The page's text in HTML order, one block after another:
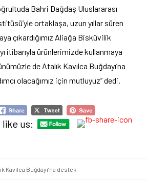
Bahri Dağdaş Uluslararası
ortaklaşa, uzun yıllar süren
çıkardığımız Aliağa Bisküvilik
itibarıyla ürünlerimizde kullanmaya
de Atalık Kavılca Buğdayı’na
olacağımız için mutluyuz” dedi.
us:
Kavılca Buğdayı’na destek